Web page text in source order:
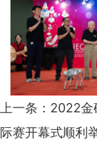
上一条： 2022金
际赛开幕式顺利